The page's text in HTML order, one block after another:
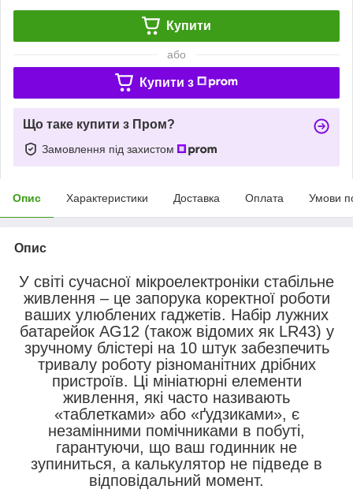
Купити
або
Купити з
Що таке купити з Пром?
Замовлення під захистом
Опис Характеристики Доставка Оплата Умови
Опис
У світі сучасної мікроелектроніки стабільне
живлення – це запорука коректної роботи
ваших улюблених гаджетів. Набір лужних
батарейок AG12 (також відомих як LR43) у
зручному блістері на 10 штук забезпечить
тривалу роботу різноманітних дрібних
пристроїв. Ці мініатюрні елементи
живлення, які часто називають
«таблетками» або «ґудзиками», є
незамінними помічниками в побуті,
гарантуючи, що ваш годинник не
зупиниться, а калькулятор не підведе в
відповідальний момент.